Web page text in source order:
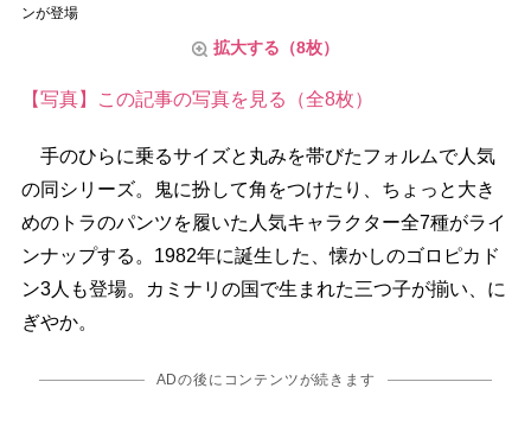
ンが登場
拡大する（8枚）
【写真】この記事の写真を見る（全8枚）
手のひらに乗るサイズと丸みを帯びたフォルムで人気
の同シリーズ。鬼に扮して角をつけたり、ちょっと大き
めのトラのパンツを履いた人気キャラクター全7種がライ
ンナップする。1982年に誕生した、懐かしのゴロピカド
ン3人も登場。カミナリの国で生まれた三つ子が揃い、に
ぎやか。
ADの後にコンテンツが続きます